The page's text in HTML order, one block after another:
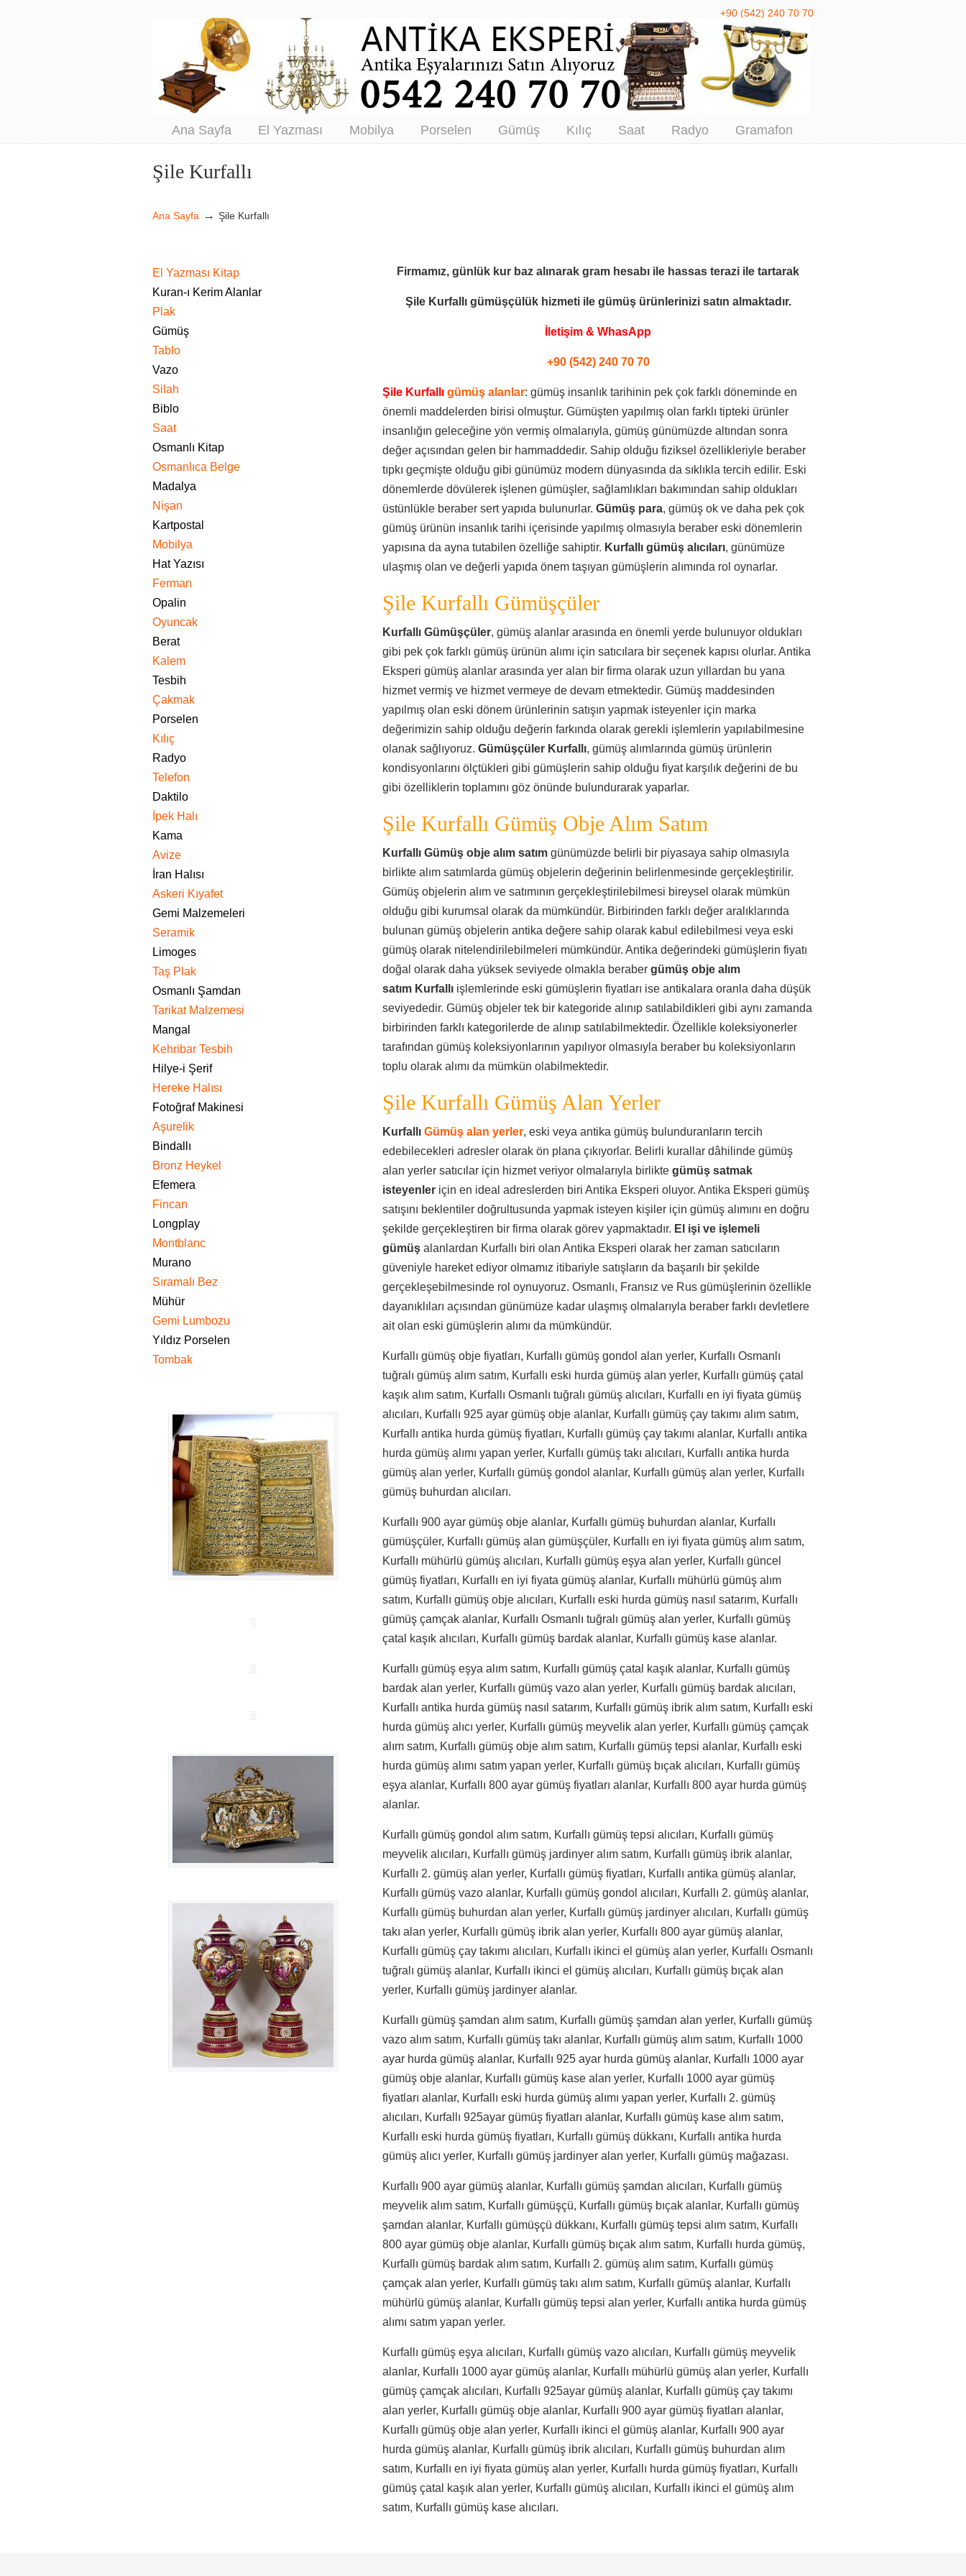
Antikacı – Antika Eşya Alanlar – Antika Alım
Satım
+90 (542) 240 70 70
Ana Sayfa El Yazması Mobilya Porselen Gümüş Kılıç Saat Radyo Gramafon
Navigation
Şile Kurfallı
Ana Sayfa → Şile Kurfallı
Firmamız, günlük kur baz alınarak gram hesabı ile hassas terazi ile tartarak
Şile Kurfallı gümüşçülük hizmeti ile gümüş ürünlerinizi satın almaktadır.
İletişim & WhasApp
+90 (542) 240 70 70
Şile Kurfallı gümüş alanlar: gümüş insanlık tarihinin pek çok farklı döneminde en
önemli maddelerden birisi olmuştur. Gümüşten yapılmış olan farklı tipteki ürünler
insanlığın geleceğine yön vermiş olmalarıyla, gümüş günümüzde altından sonra
değer açısından gelen bir hammaddedir. Sahip olduğu fiziksel özellikleriyle beraber
tıpkı geçmişte olduğu gibi günümüz modern dünyasında da sıklıkla tercih edilir. Eski
dönemlerde dövülerek işlenen gümüşler, sağlamlıkları bakımından sahip oldukları
üstünlükle beraber sert yapıda bulunurlar. Gümüş para, gümüş ok ve daha pek çok
gümüş ürünün insanlık tarihi içerisinde yapılmış olmasıyla beraber eski dönemlerin
yapısına da ayna tutabilen özelliğe sahiptir. Kurfallı gümüş alıcıları, günümüze
ulaşmış olan ve değerli yapıda önem taşıyan gümüşlerin alımında rol oynarlar.
Şile Kurfallı Gümüşçüler
Kurfallı Gümüşçüler, gümüş alanlar arasında en önemli yerde bulunuyor oldukları
gibi pek çok farklı gümüş ürünün alımı için satıcılara bir seçenek kapısı olurlar. Antika
Eksperi gümüş alanlar arasında yer alan bir firma olarak uzun yıllardan bu yana
hizmet vermiş ve hizmet vermeye de devam etmektedir. Gümüş maddesinden
yapılmış olan eski dönem ürünlerinin satışın yapmak isteyenler için marka
değerimizin sahip olduğu değerin farkında olarak gerekli işlemlerin yapılabilmesine
olanak sağlıyoruz. Gümüşçüler Kurfallı, gümüş alımlarında gümüş ürünlerin
kondisyonlarını ölçtükleri gibi gümüşlerin sahip olduğu fiyat karşılık değerini de bu
gibi özelliklerin toplamını göz önünde bulundurarak yaparlar.
Şile Kurfallı Gümüş Obje Alım Satım
Kurfallı Gümüş obje alım satım günümüzde belirli bir piyasaya sahip olmasıyla
birlikte alım satımlarda gümüş objelerin değerinin belirlenmesinde gerçekleştirilir.
Gümüş objelerin alım ve satımının gerçekleştirilebilmesi bireysel olarak mümkün
olduğu gibi kurumsal olarak da mümkündür. Birbirinden farklı değer aralıklarında
bulunan gümüş objelerin antika değere sahip olarak kabul edilebilmesi veya eski
gümüş olarak nitelendirilebilmeleri mümkündür. Antika değerindeki gümüşlerin fiyatı
doğal olarak daha yüksek seviyede olmakla beraber gümüş obje alım
satım Kurfallı işlemlerinde eski gümüşlerin fiyatları ise antikalara oranla daha düşük
seviyededir. Gümüş objeler tek bir kategoride alınıp satılabildikleri gibi aynı zamanda
birbirinden farklı kategorilerde de alınıp satılabilmektedir. Özellikle koleksiyonerler
tarafından gümüş koleksiyonlarının yapılıyor olmasıyla beraber bu koleksiyonların
toplu olarak alımı da mümkün olabilmektedir.
Şile Kurfallı Gümüş Alan Yerler
Kurfallı Gümüş alan yerler, eski veya antika gümüş bulunduranların tercih
edebilecekleri adresler olarak ön plana çıkıyorlar. Belirli kurallar dâhilinde gümüş
alan yerler satıcılar için hizmet veriyor olmalarıyla birlikte gümüş satmak
isteyenler için en ideal adreslerden biri Antika Eksperi oluyor. Antika Eksperi gümüş
satışını beklentiler doğrultusunda yapmak isteyen kişiler için gümüş alımını en doğru
şekilde gerçekleştiren bir firma olarak görev yapmaktadır. El işi ve işlemeli
gümüş alanlardan Kurfallı biri olan Antika Eksperi olarak her zaman satıcıların
güveniyle hareket ediyor olmamız itibariyle satışların da başarılı bir şekilde
gerçekleşebilmesinde rol oynuyoruz. Osmanlı, Fransız ve Rus gümüşlerinin özellikle
dayanıklıları açısından günümüze kadar ulaşmış olmalarıyla beraber farklı devletlere
ait olan eski gümüşlerin alımı da mümkündür.
Kurfallı gümüş obje fiyatları, Kurfallı gümüş gondol alan yerler, Kurfallı Osmanlı
tuğralı gümüş alım satım, Kurfallı eski hurda gümüş alan yerler, Kurfallı gümüş çatal
kaşık alım satım, Kurfallı Osmanlı tuğralı gümüş alıcıları, Kurfallı en iyi fiyata gümüş
alıcıları, Kurfallı 925 ayar gümüş obje alanlar, Kurfallı gümüş çay takımı alım satım,
Kurfallı antika hurda gümüş fiyatları, Kurfallı gümüş çay takımı alanlar, Kurfallı antika
hurda gümüş alımı yapan yerler, Kurfallı gümüş takı alıcıları, Kurfallı antika hurda
gümüş alan yerler, Kurfallı gümüş gondol alanlar, Kurfallı gümüş alan yerler, Kurfallı
gümüş buhurdan alıcıları.
Kurfallı 900 ayar gümüş obje alanlar, Kurfallı gümüş buhurdan alanlar, Kurfallı
gümüşçüler, Kurfallı gümüş alan gümüşçüler, Kurfallı en iyi fiyata gümüş alım satım,
Kurfallı mühürlü gümüş alıcıları, Kurfallı gümüş eşya alan yerler, Kurfallı güncel
gümüş fiyatları, Kurfallı en iyi fiyata gümüş alanlar, Kurfallı mühürlü gümüş alım
satım, Kurfallı gümüş obje alıcıları, Kurfallı eski hurda gümüş nasıl satarım, Kurfallı
gümüş çamçak alanlar, Kurfallı Osmanlı tuğralı gümüş alan yerler, Kurfallı gümüş
çatal kaşık alıcıları, Kurfallı gümüş bardak alanlar, Kurfallı gümüş kase alanlar.
Kurfallı gümüş eşya alım satım, Kurfallı gümüş çatal kaşık alanlar, Kurfallı gümüş
bardak alan yerler, Kurfallı gümüş vazo alan yerler, Kurfallı gümüş bardak alıcıları,
Kurfallı antika hurda gümüş nasıl satarım, Kurfallı gümüş ibrik alım satım, Kurfallı eski
hurda gümüş alıcı yerler, Kurfallı gümüş meyvelik alan yerler, Kurfallı gümüş çamçak
alım satım, Kurfallı gümüş obje alım satım, Kurfallı gümüş tepsi alanlar, Kurfallı eski
hurda gümüş alımı satım yapan yerler, Kurfallı gümüş bıçak alıcıları, Kurfallı gümüş
eşya alanlar, Kurfallı 800 ayar gümüş fiyatları alanlar, Kurfallı 800 ayar hurda gümüş
alanlar.
Kurfallı gümüş gondol alım satım, Kurfallı gümüş tepsi alıcıları, Kurfallı gümüş
meyvelik alıcıları, Kurfallı gümüş jardinyer alım satım, Kurfallı gümüş ibrik alanlar,
Kurfallı 2. gümüş alan yerler, Kurfallı gümüş fiyatları, Kurfallı antika gümüş alanlar,
Kurfallı gümüş vazo alanlar, Kurfallı gümüş gondol alıcıları, Kurfallı 2. gümüş alanlar,
Kurfallı gümüş buhurdan alan yerler, Kurfallı gümüş jardinyer alıcıları, Kurfallı gümüş
takı alan yerler, Kurfallı gümüş ibrik alan yerler, Kurfallı 800 ayar gümüş alanlar,
Kurfallı gümüş çay takımı alıcıları, Kurfallı ikinci el gümüş alan yerler, Kurfallı Osmanlı
tuğralı gümüş alanlar, Kurfallı ikinci el gümüş alıcıları, Kurfallı gümüş bıçak alan
yerler, Kurfallı gümüş jardinyer alanlar.
Kurfallı gümüş şamdan alım satım, Kurfallı gümüş şamdan alan yerler, Kurfallı gümüş
vazo alım satım, Kurfallı gümüş takı alanlar, Kurfallı gümüş alım satım, Kurfallı 1000
ayar hurda gümüş alanlar, Kurfallı 925 ayar hurda gümüş alanlar, Kurfallı 1000 ayar
gümüş obje alanlar, Kurfallı gümüş kase alan yerler, Kurfallı 1000 ayar gümüş
fiyatları alanlar, Kurfallı eski hurda gümüş alımı yapan yerler, Kurfallı 2. gümüş
alıcıları, Kurfallı 925ayar gümüş fiyatları alanlar, Kurfallı gümüş kase alım satım,
Kurfallı eski hurda gümüş fiyatları, Kurfallı gümüş dükkanı, Kurfallı antika hurda
gümüş alıcı yerler, Kurfallı gümüş jardinyer alan yerler, Kurfallı gümüş mağazası.
Kurfallı 900 ayar gümüş alanlar, Kurfallı gümüş şamdan alıcıları, Kurfallı gümüş
meyvelik alım satım, Kurfallı gümüşçü, Kurfallı gümüş bıçak alanlar, Kurfallı gümüş
şamdan alanlar, Kurfallı gümüşçü dükkanı, Kurfallı gümüş tepsi alım satım, Kurfallı
800 ayar gümüş obje alanlar, Kurfallı gümüş bıçak alım satım, Kurfallı hurda gümüş,
Kurfallı gümüş bardak alım satım, Kurfallı 2. gümüş alım satım, Kurfallı gümüş
çamçak alan yerler, Kurfallı gümüş takı alım satım, Kurfallı gümüş alanlar, Kurfallı
mühürlü gümüş alanlar, Kurfallı gümüş tepsi alan yerler, Kurfallı antika hurda gümüş
alımı satım yapan yerler.
Kurfallı gümüş eşya alıcıları, Kurfallı gümüş vazo alıcıları, Kurfallı gümüş meyvelik
alanlar, Kurfallı 1000 ayar gümüş alanlar, Kurfallı mühürlü gümüş alan yerler, Kurfallı
gümüş çamçak alıcıları, Kurfallı 925ayar gümüş alanlar, Kurfallı gümüş çay takımı
alan yerler, Kurfallı gümüş obje alanlar, Kurfallı 900 ayar gümüş fiyatları alanlar,
Kurfallı gümüş obje alan yerler, Kurfallı ikinci el gümüş alanlar, Kurfallı 900 ayar
hurda gümüş alanlar, Kurfallı gümüş ibrik alıcıları, Kurfallı gümüş buhurdan alım
satım, Kurfallı en iyi fiyata gümüş alan yerler, Kurfallı hurda gümüş fiyatları, Kurfallı
gümüş çatal kaşık alan yerler, Kurfallı gümüş alıcıları, Kurfallı ikinci el gümüş alım
satım, Kurfallı gümüş kase alıcıları.
El Yazması Kitap
Kuran-ı Kerim Alanlar
Plak
Gümüş
Tablo
Vazo
Silah
Biblo
Saat
Osmanlı Kitap
Osmanlıca Belge
Madalya
Nişan
Kartpostal
Mobilya
Hat Yazısı
Ferman
Opalin
Oyuncak
Berat
Kalem
Tesbih
Çakmak
Porselen
Kılıç
Radyo
Telefon
Daktilo
İpek Halı
Kama
Avize
İran Halısı
Askeri Kıyafet
Gemi Malzemeleri
Seramik
Limoges
Taş Plak
Osmanlı Şamdan
Tarikat Malzemesi
Mangal
Kehribar Tesbih
Hilye-i Şerif
Hereke Halısı
Fotoğraf Makinesi
Aşurelik
Bindallı
Bronz Heykel
Efemera
Fincan
Longplay
Montblanc
Murano
Sıramalı Bez
Mühür
Gemi Lumbozu
Yıldız Porselen
Tombak